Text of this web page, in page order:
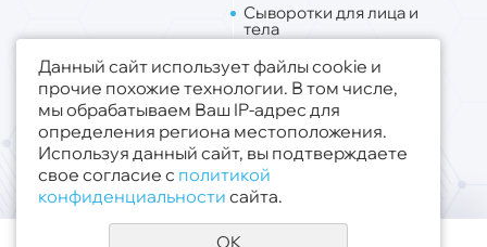
Сыворотки для лица и
тела
Липо. для лица
Липо. для тела
Публичная оферта
Политика конфиденциальности
© 2019 - 2026 ООО «Медсфера Трейд»
Все права защищены
Данный сайт использует файлы cookie и
прочие похожие технологии. В том числе,
мы обрабатываем Ваш IP-адрес для
определения региона местоположения.
Используя данный сайт, вы подтверждаете
свое согласие с политикой
конфиденциальности сайта.
OK